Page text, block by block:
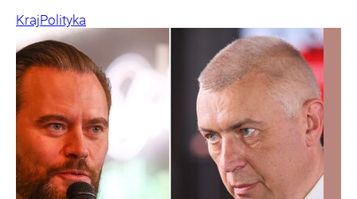
KrajPolityka